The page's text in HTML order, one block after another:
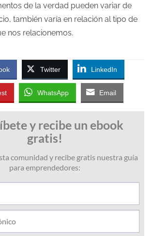
de la verdad pueden variar de
también varía en relación al tipo de
nos relacionemos.
Twitter LinkedIn
WhatsApp Email